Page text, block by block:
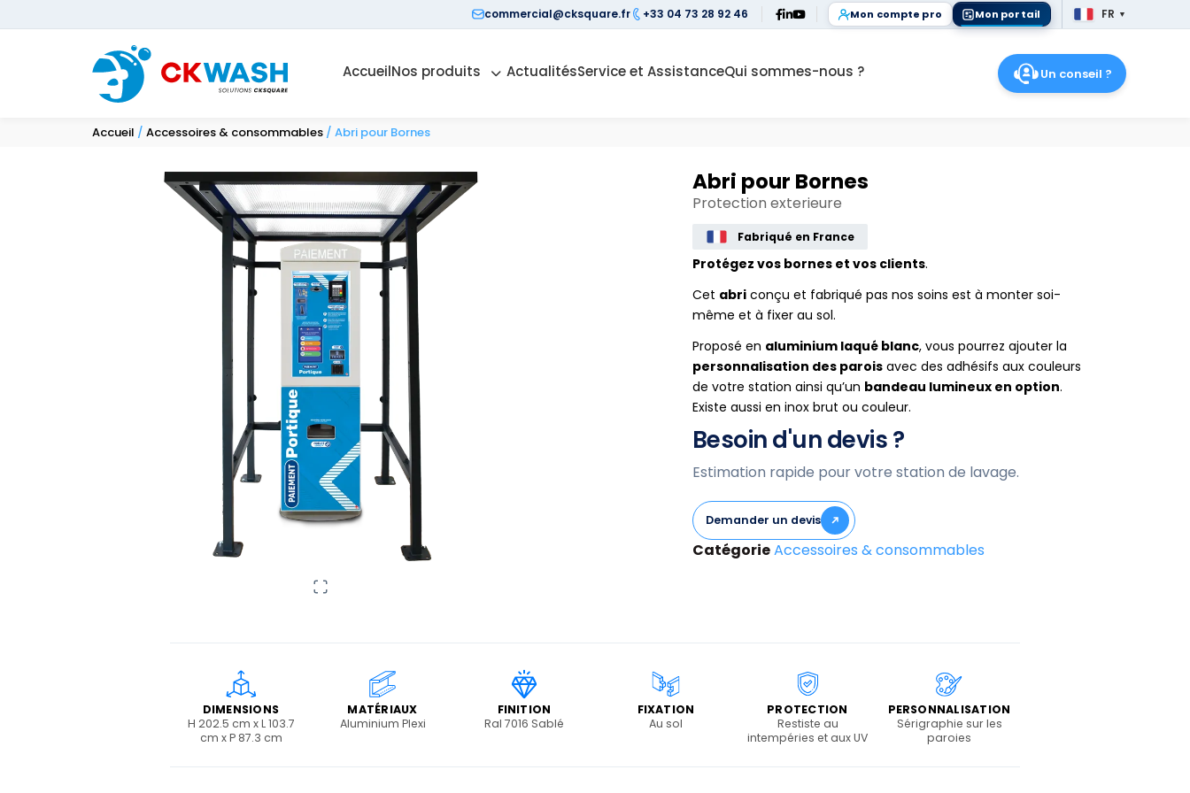
commercial@cksquare.fr +33 04 73 28 92 46 Mon compte pro Mon portail
FR
FR ▼
AccueilNos produits ActualitésService et AssistanceQui sommes-nous ? Un conseil ?
Accueil / Accessoires & consommables / Abri pour Bornes
Abri pour Bornes
Protection exterieure
Fabriqué en France
Protégez vos bornes et vos clients.
Cet abri conçu et fabriqué pas nos soins est à monter soi-
même et à fixer au sol.
Proposé en aluminium laqué blanc, vous pourrez ajouter la
personnalisation des parois avec des adhésifs aux couleurs
de votre station ainsi qu’un bandeau lumineux en option.
Existe aussi en inox brut ou couleur.
Besoin d'un devis ?
Estimation rapide pour votre station de lavage.
Demander un devis
CatégorieAccessoires & consommables
DIMENSIONS
H 202.5 cm x L 103.7
cm x P 87.3 cm
MATÉRIAUX
Aluminium Plexi
FINITION
Ral 7016 Sablé
FIXATION
Au sol
PROTECTION
Restiste au
intempéries et aux UV
PERSONNALISATION
Sérigraphie sur les
paroies